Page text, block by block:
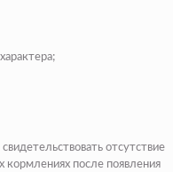
отсутствие
кормлениях после появления